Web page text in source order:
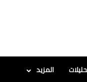
المزيد